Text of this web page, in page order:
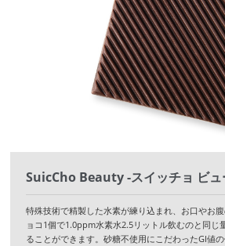
SuicCho Beauty -スイッチョ ビュ
特殊技術で精製した水素が練り込まれ、お口やお
ョコ1個で1.0ppm水素水2.5リットル飲むのと同じ
ることができます。砂糖不使用にこだわったGI値